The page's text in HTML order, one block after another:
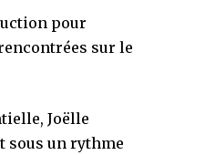
pour
sur le
Joëlle
sous un rythme